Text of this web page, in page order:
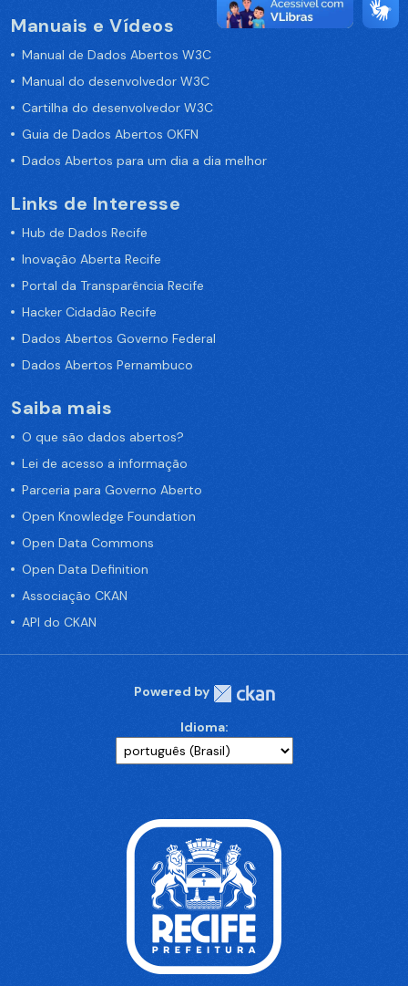
Manuais e Vídeos
Manual de Dados Abertos W3C
Manual do desenvolvedor W3C
Cartilha do desenvolvedor W3C
Guia de Dados Abertos OKFN
Dados Abertos para um dia a dia melhor
Links de Interesse
Hub de Dados Recife
Inovação Aberta Recife
Portal da Transparência Recife
Hacker Cidadão Recife
Dados Abertos Governo Federal
Dados Abertos Pernambuco
Saiba mais
O que são dados abertos?
Lei de acesso a informação
Parceria para Governo Aberto
Open Knowledge Foundation
Open Data Commons
Open Data Definition
Associação CKAN
API do CKAN
Powered by
Idioma